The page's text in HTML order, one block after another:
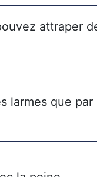
attraper
larmes que par